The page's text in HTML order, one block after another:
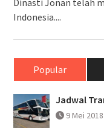
Indonesia....
Popular
Jadwal
9 Mei 2018